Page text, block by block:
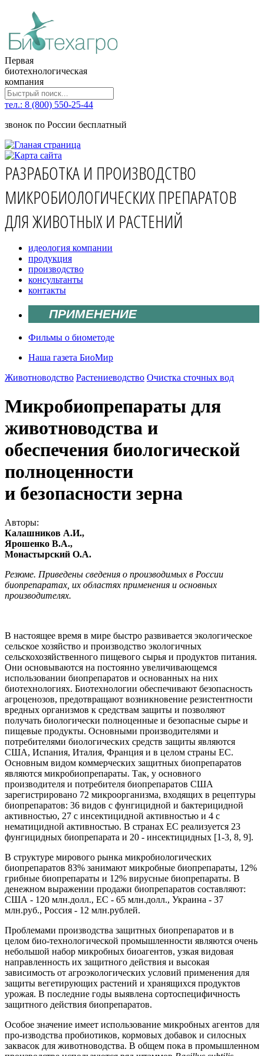
Первая
биотехнологическая
компания
тел.: 8 (800) 550-25-44
звонок по России бесплатный
РАЗРАБОТКА И ПРОИЗВОДСТВО
МИКРОБИОЛОГИЧЕСКИХ ПРЕПАРАТОВ
ДЛЯ ЖИВОТНЫХ И РАСТЕНИЙ
идеология компании
продукция
производство
консультанты
контакты
ПРИМЕНЕНИЕ
Фильмы о биометоде
Наша газета БиоМир
Животноводство Растениеводство Очистка сточных вод
Микробиопрепараты для
животноводства и
обеспечения биологической
полноценности
и безопасности зерна
Авторы:
Калашников А.И.,
Ярошенко В.А.,
Монастырский О.А.
Резюме. Приведены сведения о производимых в России
биопрепаратах, их областях применения и основных
производителях.
В настоящее время в мире быстро развивается экологическое
сельское хозяйство и производство экологичных
сельскохозяйственного пищевого сырья и продуктов питания.
Они основываются на постоянно увеличивающемся
использовании биопрепаратов и основанных на них
биотехнологиях. Биотехнологии обеспечивают безопасность
агроценозов, предотвращают возникновение резистентности
вредных организмов к средствам защиты и позволяют
получать биологически полноценные и безопасные сырье и
пищевые продукты. Основными производителями и
потребителями биологических средств защиты являются
США, Испания, Италия, Франция и в целом страны ЕС.
Основным видом коммерческих защитных биопрепаратов
являются микробиопрепараты. Так, у основного
производителя и потребителя биопрепаратов США
зарегистрировано 72 микроорганизма, входящих в рецептуры
биопрепаратов: 36 видов с фунгицидной и бактерицидной
активностью, 27 с инсектицидной активностью и 4 с
нематицидной активностью. В странах ЕС реализуется 23
фунгицидных биопрепарата и 20 - инсектицидных [1-3, 8, 9].
В структуре мирового рынка микробиологических
биопрепаратов 83% занимают микробные биопрепараты, 12%
грибные биопрепараты и 12% вирусные биопрепараты. В
денежном выражении продажи биопрепаратов составляют:
США - 120 млн.долл., ЕС - 65 млн.долл., Украина - 37
млн.руб., Россия - 12 млн.рублей.
Проблемами производства защитных биопрепаратов и в
целом био-технологической промышленности являются очень
небольшой набор микробных биоагентов, узкая видовая
направленность их защитного действия и высокая
зависимость от агроэкологических условий применения для
защиты вегетирующих растений и хранящихся продуктов
урожая. В последние годы выявлена сортоспецифичность
защитного действия биопрепаратов.
Особое значение имеет использование микробных агентов для
про-изводства пробиотиков, кормовых добавок и силосных
заквасок для животноводства. В общем пока в промышленном